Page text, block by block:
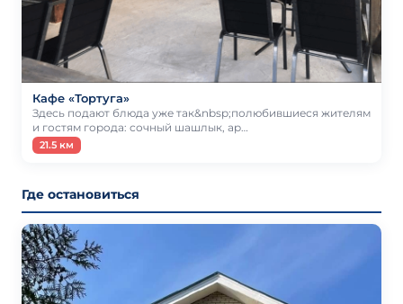
Кафе «Тортуга»
Здесь подают блюда уже так&nbsp;полюбившиеся жителям
и гостям города: сочный шашлык, ар…
21.5 км
Где остановиться